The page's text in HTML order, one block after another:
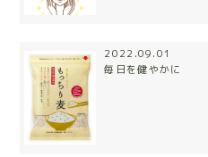
2022.09.01
毎日を健やかに